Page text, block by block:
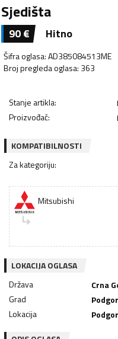
Sjedišta
90€ Hitno
Šifra oglasa:AD385084513ME
Broj pregleda oglasa: 363
Stanje artikla:
Proizvođač:
KOMPATIBILNOSTI
Za kategoriju:
Mitsubishi
LOKACIJA OGLASA
Država
Crna
Grad
Lokacija